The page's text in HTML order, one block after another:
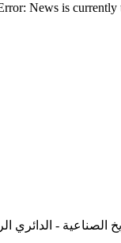
News is currently
الصناعية - الدائري